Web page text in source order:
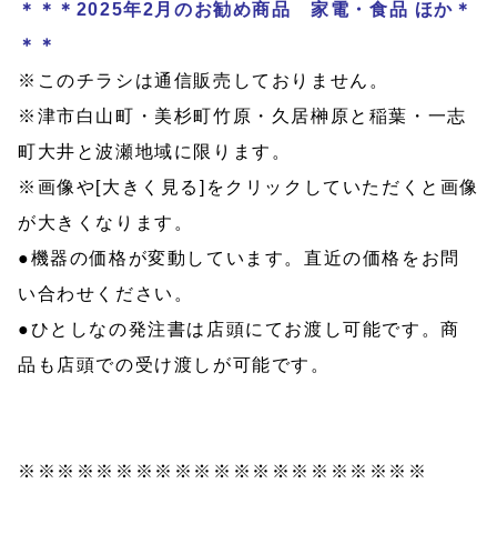
＊＊＊2025年2 月のお勧め商品 家電・食品 ほか＊
＊＊
※このチラシは通信販売しておりません。
※津市白山町・美杉町竹原・久居榊原と稲葉・一志
町大井と波瀬地域に限ります。
※画像や[大きく見る]をクリックしていただくと画像
が大きくなります。
●機器の価格が変動しています。直近の価格をお問
い合わせください。
●ひとしなの発注書は店頭にてお渡し可能です。商
品も店頭での受け渡しが可能です。
※※※※※※※※※※※※※※※※※※※※※